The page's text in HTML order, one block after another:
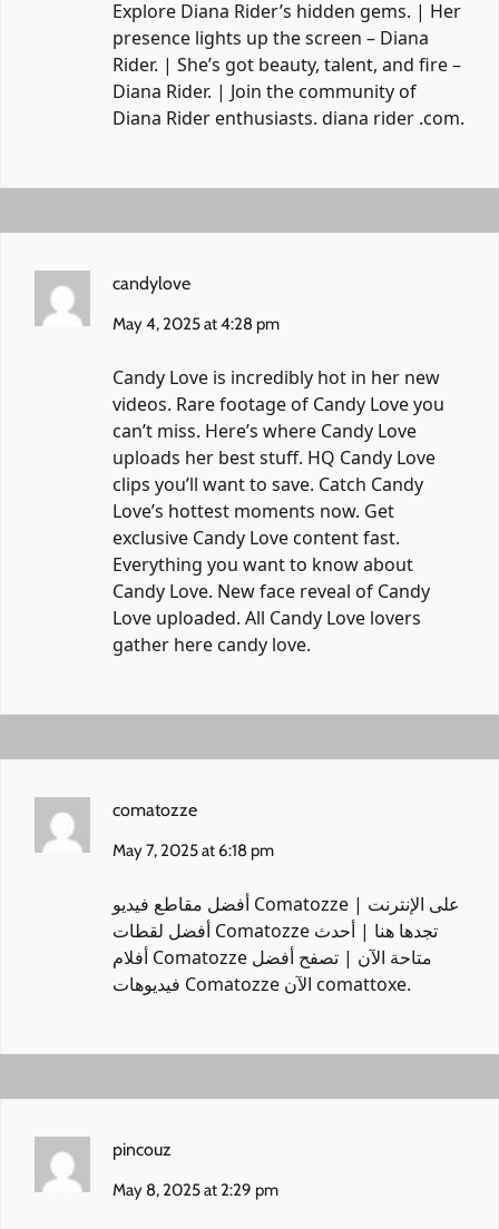
Explore Diana Rider’s hidden gems. | Her
presence lights up the screen – Diana
Rider. | She’s got beauty, talent, and fire –
Diana Rider. | Join the community of
Diana Rider enthusiasts. diana rider .com.
candylove
May 4, 2025 at 4:28 pm
Candy Love is incredibly hot in her new
videos. Rare footage of Candy Love you
can’t miss. Here’s where Candy Love
uploads her best stuff. HQ Candy Love
clips you’ll want to save. Catch Candy
Love’s hottest moments now. Get
exclusive Candy Love content fast.
Everything you want to know about
Candy Love. New face reveal of Candy
Love uploaded. All Candy Love lovers
gather herecandy love.
comatozze
May 7, 2025 at 6:18 pm
أفضل مقاطع فيديو Comatozze على الإنترنت |
أفضل لقطات Comatozze تجدها هنا | أحدث
أفلام Comatozze متاحة الآن | تصفح أفضل
comattoxe.
pincouz
May 8, 2025 at 2:29 pm